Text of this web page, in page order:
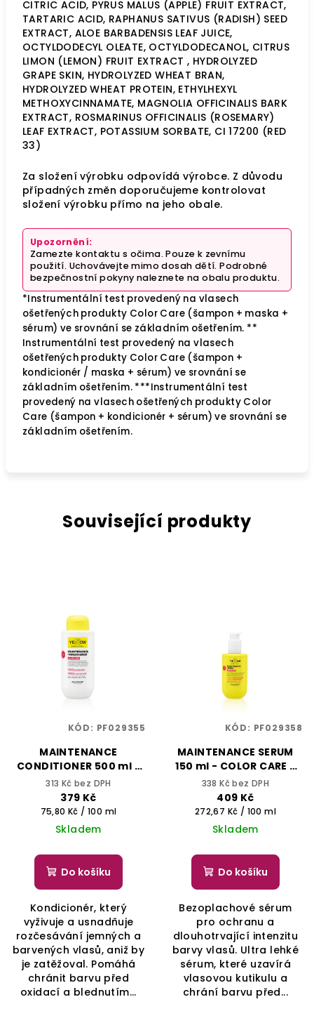
CITRIC ACID, PYRUS MALUS (APPLE) FRUIT EXTRACT,
TARTARIC ACID, RAPHANUS SATIVUS (RADISH) SEED
EXTRACT, ALOE BARBADENSIS LEAF JUICE,
OCTYLDODECYL OLEATE, OCTYLDODECANOL, CITRUS
LIMON (LEMON) FRUIT EXTRACT , HYDROLYZED
GRAPE SKIN, HYDROLYZED WHEAT BRAN,
HYDROLYZED WHEAT PROTEIN, ETHYLHEXYL
METHOXYCINNAMATE, MAGNOLIA OFFICINALIS BARK
EXTRACT, ROSMARINUS OFFICINALIS (ROSEMARY)
LEAF EXTRACT, POTASSIUM SORBATE, CI 17200 (RED
33)
Za složení výrobku odpovídá výrobce. Z důvodu
případných změn doporučujeme kontrolovat
složení výrobku přímo na jeho obale.
Upozornění:
Zamezte kontaktu s očima. Pouze k zevnímu
použití. Uchovávejte mimo dosah dětí. Podrobné
bezpečnostní pokyny naleznete na obalu produktu.
*Instrumentální test provedený na vlasech
ošetřených produkty Color Care (šampon + maska +
sérum) ve srovnání se základním ošetřením. **
Instrumentální test provedený na vlasech
ošetřených produkty Color Care (šampon +
kondicionér / maska + sérum) ve srovnání se
základním ošetřením. ***Instrumentální test
provedený na vlasech ošetřených produkty Color
Care (šampon + kondicionér + sérum) ve srovnání se
základním ošetřením.
Související produkty
MAINTENANCE
CONDITIONER 500 ml -
COLOR CARE - YELLOW
PROFESSIONAL
313 Kč bez DPH
379 Kč
Měrná
cena:
75,80 Kč / 100 ml
Skladem
Do košíku
Kondicionér, který
vyživuje a usnadňuje
rozčesávání jemných a
barvených vlasů, aniž by
je zatěžoval. Pomáhá
chránit barvu před
oxidací a blednutím...
KÓD: PF029355
MAINTENANCE SERUM
150 ml - COLOR CARE -
YELLOW PROFESSIONAL
338 Kč bez DPH
409 Kč
Měrná
cena:
272,67 Kč / 100 ml
Skladem
Do košíku
Bezoplachové sérum
pro ochranu a
dlouhotrvající intenzitu
barvy vlasů. Ultra lehké
sérum, které uzavírá
vlasovou kutikulu a
chrání barvu před...
KÓD: PF029358